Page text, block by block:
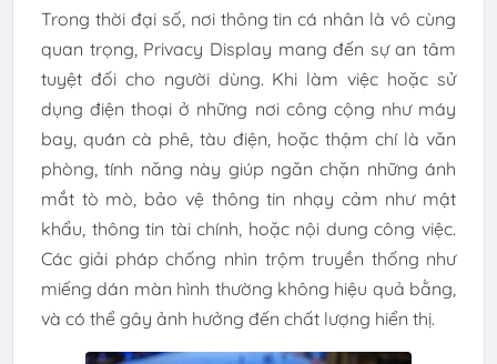
Trong thời đại số, nơi thông tin cá nhân là vô cùng
quan trọng, Privacy Display mang đến sự an tâm
tuyệt đối cho người dùng. Khi làm việc hoặc sử
dụng điện thoại ở những nơi công cộng như máy
bay, quán cà phê, tàu điện, hoặc thậm chí là văn
phòng, tính năng này giúp ngăn chặn những ánh
mắt tò mò, bảo vệ thông tin nhạy cảm như mật
khẩu, thông tin tài chính, hoặc nội dung công việc.
Các giải pháp chống nhìn trộm truyền thống như
miếng dán màn hình thường không hiệu quả bằng,
và có thể gây ảnh hưởng đến chất lượng hiển thị.